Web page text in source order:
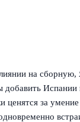
на сборную,
добавить Испании
ценятся за